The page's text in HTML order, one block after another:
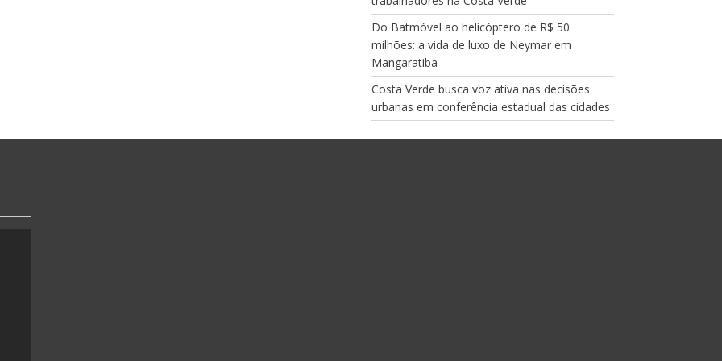
Do Batmóvel ao helicóptero de R$ 50
milhões: a vida de luxo de Neymar em
Mangaratiba
Costa Verde busca voz ativa nas decisões
urbanas em conferência estadual das cidades